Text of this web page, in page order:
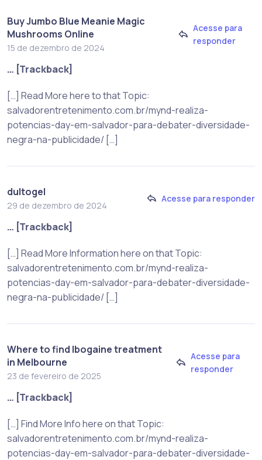
Buy Jumbo Blue Meanie Magic
Mushrooms Online
15 de dezembro de 2024
Acesse para
responder
… [Trackback]
[…] Read More here to that Topic:
salvadorentretenimento.com.br/mynd-realiza-
potencias-day-em-salvador-para-debater-diversidade-
negra-na-publicidade/ […]
dultogel
29 de dezembro de 2024
Acesse para responder
… [Trackback]
[…] Read More Information here on that Topic:
salvadorentretenimento.com.br/mynd-realiza-
potencias-day-em-salvador-para-debater-diversidade-
negra-na-publicidade/ […]
Where to find Ibogaine treatment
in Melbourne
23 de fevereiro de 2025
Acesse para
responder
… [Trackback]
[…] Find More Info here on that Topic:
salvadorentretenimento.com.br/mynd-realiza-
potencias-day-em-salvador-para-debater-diversidade-